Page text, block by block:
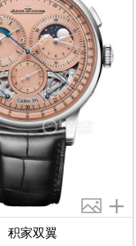
积家双翼